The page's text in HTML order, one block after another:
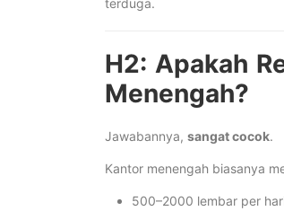
terduga.
H2: Apakah
Menengah?
Jawabannya, sangat cocok.
Kantor menengah biasanya
500–2000 lembar per